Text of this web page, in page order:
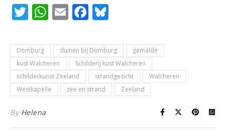
Twitter
WhatsApp
EmailFacebook
Domburg duinen bij Domburg
gemälde
kust Walcheren
Schilderij kust Walcheren
schilderkunst Zeeland
strandgezicht
Walcheren
Westkapelle
zee en strand Zeeland
By Helena